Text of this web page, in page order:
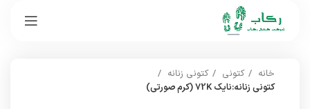
خانه کتونی
کتونی زنانه
کتونی زنانه:نایک 72K (کرم صورتی)